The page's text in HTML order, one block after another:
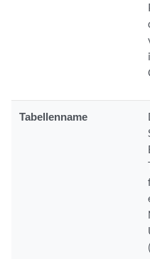
Tabellenname